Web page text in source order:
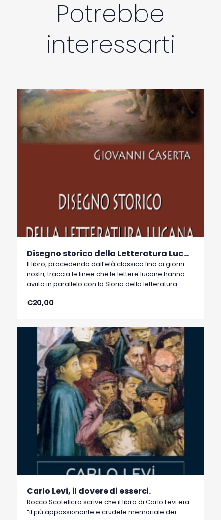
Potrebbe
interessarti
Disegno storico della Letteratura Lucana
Il libro, procedendo dall’età classica fino ai giorni
nostri, traccia le linee che le lettere lucane hanno
avuto in parallelo con la Storia della letteratura
nello stesso periodo, c’era, quasi sempre, un
€20,00
Carlo Levi, il dovere di esserci.
Rocco Scotellaro scrive che il libro di Carlo Levi era
“il più appassionante e crudele memoriale dei